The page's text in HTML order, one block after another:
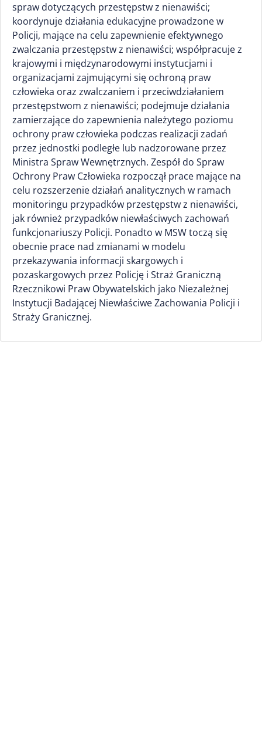
spraw dotyczących przestępstw z nienawiści;
koordynuje działania edukacyjne prowadzone w
Policji, mające na celu zapewnienie efektywnego
zwalczania przestępstw z nienawiści; współpracuje z
krajowymi i międzynarodowymi instytucjami i
organizacjami zajmującymi się ochroną praw
człowieka oraz zwalczaniem i przeciwdziałaniem
przestępstwom z nienawiści; podejmuje działania
zamierzające do zapewnienia należytego poziomu
ochrony praw człowieka podczas realizacji zadań
przez jednostki podległe lub nadzorowane przez
Ministra Spraw Wewnętrznych. Zespół do Spraw
Ochrony Praw Człowieka rozpoczął prace mające na
celu rozszerzenie działań analitycznych w ramach
monitoringu przypadków przestępstw z nienawiści,
jak również przypadków niewłaściwych zachowań
funkcjonariuszy Policji. Ponadto w MSW toczą się
obecnie prace nad zmianami w modelu
przekazywania informacji skargowych i
pozaskargowych przez Policję i Straż Graniczną
Rzecznikowi Praw Obywatelskich jako Niezależnej
Instytucji Badającej Niewłaściwe Zachowania Policji i
Straży Granicznej.